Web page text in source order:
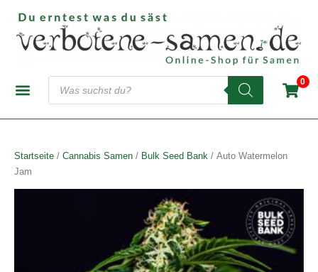
Inhalt
springen
Products
search
0
Startseite / Cannabis Samen / Bulk Seed Bank / Auto Watermelon
Jam